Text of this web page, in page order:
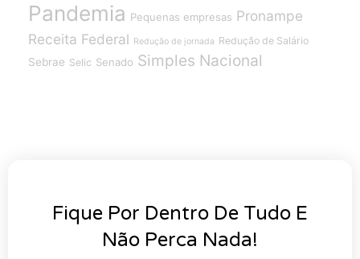
Pandemia Pequenas empresas Pronampe
Receita Federal
Redução de jornada Redução de Salário
Sebrae Selic Senado Simples Nacional
Fique Por Dentro De Tudo E
Não Perca Nada!